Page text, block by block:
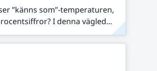
”känns som”-temperaturen,
I denna vägled...